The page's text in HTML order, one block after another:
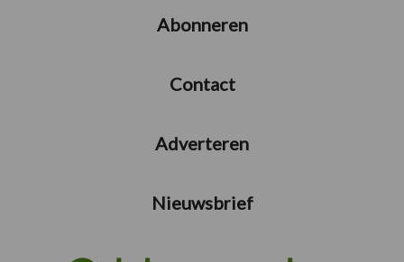
Abonneren
Contact
Adverteren
Nieuwsbrief